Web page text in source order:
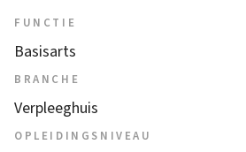
FUNCTIE
Basisarts
BRANCHE
Verpleeghuis
OPLEIDINGSNIVEAU